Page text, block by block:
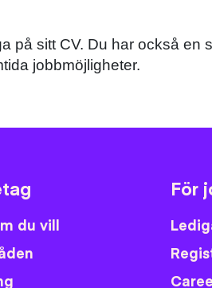
på sitt CV. Du har också en
jobbmöjligheter.
du vill
För